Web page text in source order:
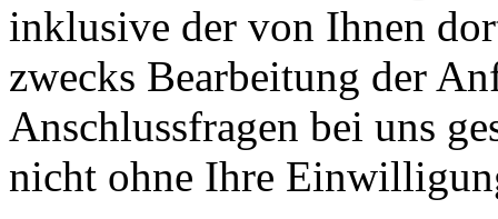
inklusive der von Ihnen
zwecks Bearbeitung der
Anschlussfragen bei uns
nicht ohne Ihre